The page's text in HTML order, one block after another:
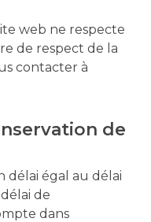
web ne respecte
de respect de la
contacter à
de
délai égal au délai
de
dans